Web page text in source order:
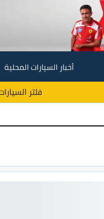
أخبار السيارات المحلية
فلتر